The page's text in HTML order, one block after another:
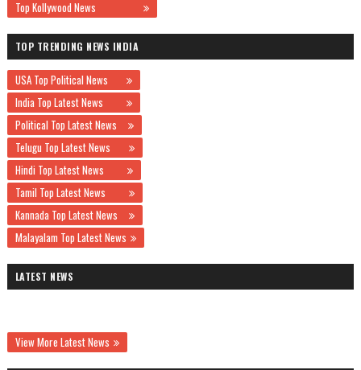
Top Kollywood News
TOP TRENDING NEWS INDIA
USA Top Political News
India Top Latest News
Political Top Latest News
Telugu Top Latest News
Hindi Top Latest News
Tamil Top Latest News
Kannada Top Latest News
Malayalam Top Latest News
LATEST NEWS
View More Latest News